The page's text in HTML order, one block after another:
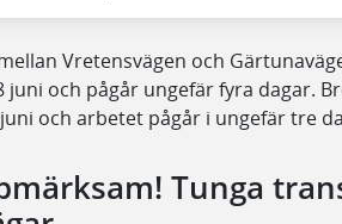
Vretensvägen och
juni och pågår ungefär fyra dagar.
och arbetet pågår i ungefär tre
Tunga